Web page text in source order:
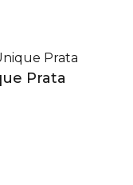
Prata